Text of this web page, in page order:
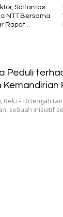
Satukan
Peran
Peduli
Kemandirian
Belu – Di tengah
sebuah inisiatif